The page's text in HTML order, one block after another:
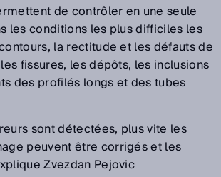
de contrôler en une seule
les conditions les plus difficiles les
la rectitude et les défauts de
fissures, les dépôts, les inclusions
des profilés longs et des tubes
sont détectées, plus vite les
peuvent être corrigés et les
Zvezdan Pejovic